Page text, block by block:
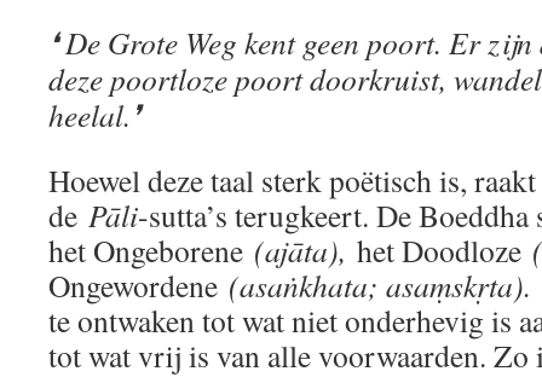
❛ De Grote Weg kent geen poort. Er
deze poortloze poort doorkruist,
heelal.❜
Hoewel deze taal sterk poëtisch is,
de Pāli-sutta’s terugkeert. De
het Ongeborene (ajāta), het Doodloze
Ongewordene (asaṅkhata; asaṃskṛta).
te ontwaken tot wat niet onderhevig is
tot wat vrij is van alle voorwaarden.